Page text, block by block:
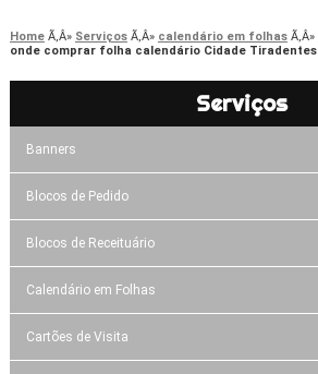
Home Serviços calendário em folhas
onde comprar folha calendário Cidade Tiradentes
Serviços
Banners
Blocos de Pedido
Blocos de Receituário
Calendário em Folhas
Cartões de Visita